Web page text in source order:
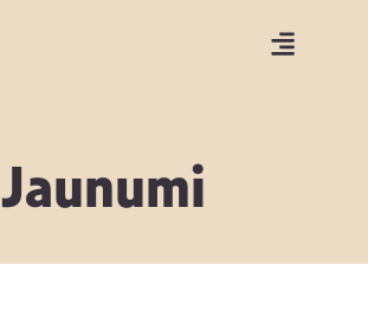
Jaunumi